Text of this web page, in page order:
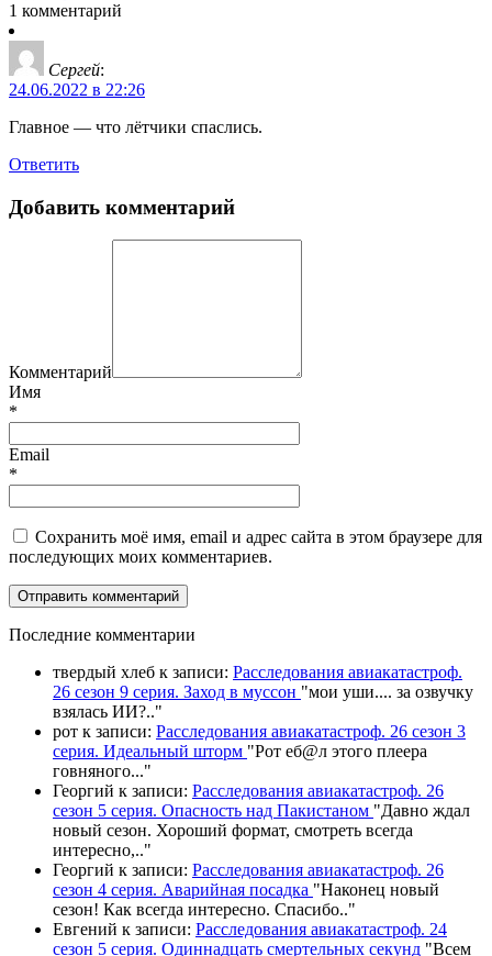
1 комментарий
Сергей:
24.06.2022 в 22:26
Главное — что лётчики спаслись.
Ответить
Добавить комментарий
Комментарий
Имя
*
Email
*
Сохранить моё имя, email и адрес сайта в этом браузере для
последующих моих комментариев.
Последние комментарии
твердый хлеб к записи: Расследования авиакатастроф.
26 сезон 9 серия. Заход в муссон "мои уши.... за озвучку
взялась ИИ?.."
рот к записи: Расследования авиакатастроф. 26 сезон 3
серия. Идеальный шторм "Рот еб@л этого плеера
говняного..."
Георгий к записи: Расследования авиакатастроф. 26
сезон 5 серия. Опасность над Пакистаном "Давно ждал
новый сезон. Хороший формат, смотреть всегда
интересно,.."
Георгий к записи: Расследования авиакатастроф. 26
сезон 4 серия. Аварийная посадка "Наконец новый
сезон! Как всегда интересно. Спасибо.."
Евгений к записи: Расследования авиакатастроф. 24
сезон 5 серия. Одиннадцать смертельных секунд "Всем